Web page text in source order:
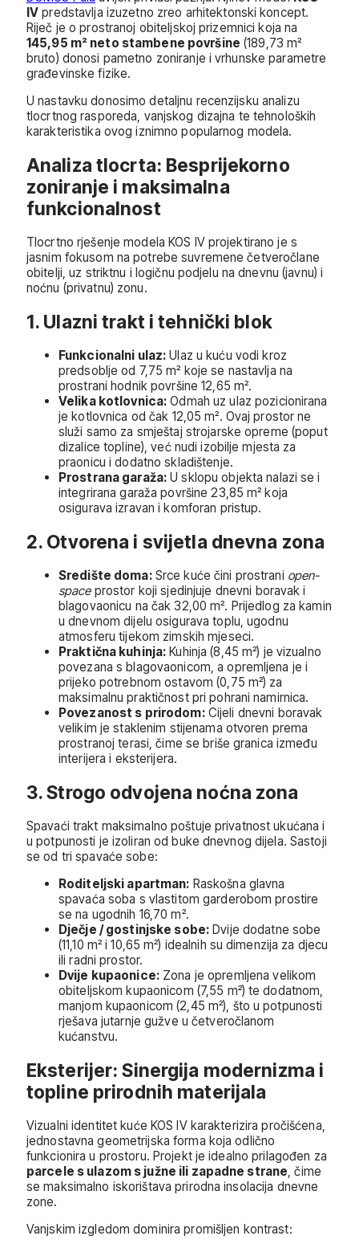
IV predstavlja izuzetno zreo arhitektonski koncept.
Riječ je o prostranoj obiteljskoj prizemnici koja na
145,95 m² neto stambene površine (189,73 m²
bruto) donosi pametno zoniranje i vrhunske parametre
građevinske fizike.
U nastavku donosimo detaljnu recenzijsku analizu
tlocrtnog rasporeda, vanjskog dizajna te tehnoloških
karakteristika ovog iznimno popularnog modela.
Analiza tlocrta: Besprijekorno
zoniranje i maksimalna
funkcionalnost
Tlocrtno rješenje modela KOS IV projektirano je s
jasnim fokusom na potrebe suvremene četveročlane
obitelji, uz striktnu i logičnu podjelu na dnevnu (javnu) i
noćnu (privatnu) zonu.
1. Ulazni trakt i tehnički blok
Funkcionalni ulaz: Ulaz u kuću vodi kroz
predsoblje od 7,75 m² koje se nastavlja na
prostrani hodnik površine 12,65 m².
Velika kotlovnica: Odmah uz ulaz pozicionirana
je kotlovnica od čak 12,05 m². Ovaj prostor ne
služi samo za smještaj strojarske opreme (poput
dizalice topline), već nudi izobilje mjesta za
praonicu i dodatno skladištenje.
Prostrana garaža: U sklopu objekta nalazi se i
integrirana garaža površine 23,85 m² koja
osigurava izravan i komforan pristup.
2. Otvorena i svijetla dnevna zona
Središte doma:Srce kuće čini prostrani open-
spaceprostor koji sjedinjuje dnevni boravak i
blagovaonicu na čak 32,00 m². Prijedlog za kamin
u dnevnom dijelu osigurava toplu, ugodnu
atmosferu tijekom zimskih mjeseci.
Praktična kuhinja: Kuhinja (8,45 m²) je vizualno
povezana s blagovaonicom, a opremljena je i
prijeko potrebnom ostavom (0,75 m²) za
maksimalnu praktičnost pri pohrani namirnica.
Povezanost s prirodom:Cijeli dnevni boravak
velikim je staklenim stijenama otvoren prema
prostranoj terasi, čime se briše granica između
interijera i eksterijera.
3. Strogo odvojena noćna zona
Spavaći trakt maksimalno poštuje privatnost ukućana i
u potpunosti je izoliran od buke dnevnog dijela. Sastoji
se od tri spavaće sobe:
Roditeljski apartman: Raskošna glavna
spavaća soba s vlastitom garderobom prostire
se na ugodnih 16,70 m².
Dječje / gostinjske sobe: Dvije dodatne sobe
(11,10 m² i 10,65 m²) idealnih su dimenzija za djecu
ili radni prostor.
Dvije kupaonice:Zona je opremljena velikom
obiteljskom kupaonicom (7,55 m²) te dodatnom,
manjom kupaonicom (2,45 m²), što u potpunosti
rješava jutarnje gužve u četveročlanom
kućanstvu.
Eksterijer: Sinergija modernizma i
topline prirodnih materijala
Vizualni identitet kuće KOS IV karakterizira pročišćena,
jednostavna geometrijska forma koja odlično
funkcionira u prostoru. Projekt je idealno prilagođen za
parcele s ulazom s južne ili zapadne strane , čime
se maksimalno iskorištava prirodna insolacija dnevne
zone.
Vanjskim izgledom dominira promišljen kontrast: